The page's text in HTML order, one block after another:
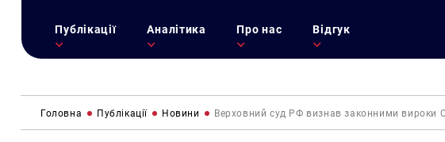
Публікації Аналітика Про нас Відгук
Головна Публікації Новини Верховний суд РФ визнав законними вироки